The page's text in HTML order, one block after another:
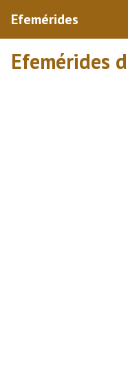
Efemérides
Efemérides